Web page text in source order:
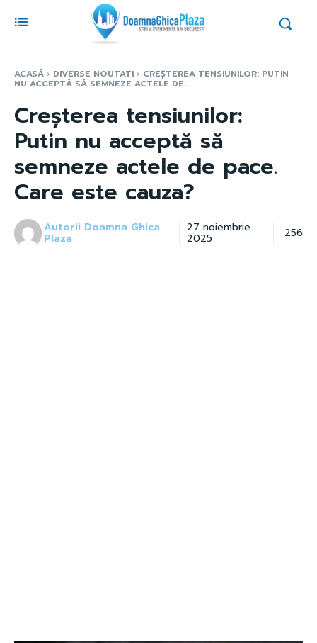
ACASĂ DIVERSE NOUTATI CREȘTEREA TENSIUNILOR: PUTIN
NU ACCEPTĂ SĂ SEMNEZE ACTELE DE...
Creșterea tensiunilor:
Putin nu acceptă să
semneze actele de pace.
Care este cauza?
Autorii Doamna Ghica
Plaza
27 noiembrie
2025 256